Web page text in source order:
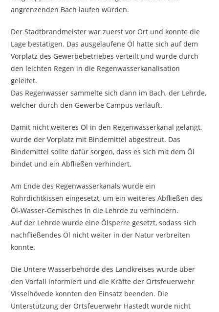
angrenzenden Bach laufen würden.
Der Stadtbrandmeister war zuerst vor Ort und konnte die
Lage bestätigen. Das ausgelaufene Öl hatte sich auf dem
Vorplatz des Gewerbebetriebes verteilt und wurde durch
den leichten Regen in die Regenwasserkanalisation
geleitet.
Das Regenwasser sammelte sich dann im Bach, der Lehrde,
welcher durch den Gewerbe Campus verläuft.
Damit nicht weiteres Öl in den Regenwasserkanal gelangt,
wurde der Vorplatz mit Bindemittel abgestreut. Das
Bindemittel sollte dafür sorgen, dass es sich mit dem Öl
bindet und ein Abfließen verhindert.
Am Ende des Regenwasserkanals wurde ein
Rohrdichtkissen eingesetzt, um ein weiteres Abfließen des
Öl-Wasser-Gemisches in die Lehrde zu verhindern.
Auf der Lehrde wurde eine Ölsperre gesetzt, sodass sich
nachfließendes Öl nicht weiter in der Natur verbreiten
konnte.
Die Untere Wasserbehörde des Landkreises wurde über
den Vorfall informiert und die Kräfte der Ortsfeuerwehr
Visselhövede konnten den Einsatz beenden. Die
Unterstützung der Ortsfeuerwehr Hastedt wurde nicht